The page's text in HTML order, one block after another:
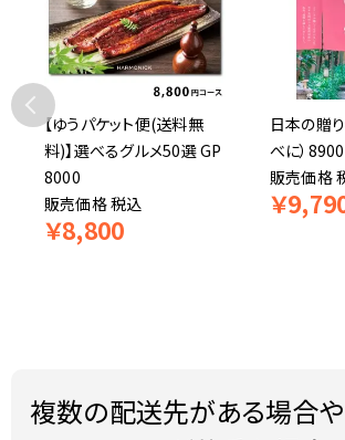
【ゆうパケット便(送料無
料)】選べるグルメ50選 GP
8000
販売価格税込
￥8,800
日本の贈
べに）
販売価格
￥
複数の配送先がある場合